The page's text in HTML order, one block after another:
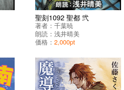
聖刻1092 聖都 弐
著者： 千葉暁
朗読： 浅井晴美
価格： 2,000pt